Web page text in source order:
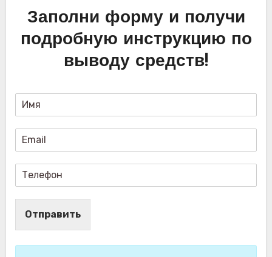
Заполни форму и получи
подробную инструкцию по
выводу средств!
Отправить